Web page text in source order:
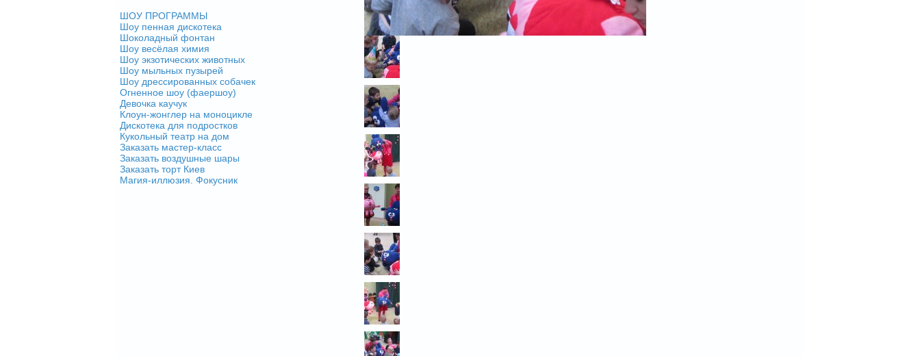
ШОУ ПРОГРАММЫ
Шоу пенная дискотека
Шоколадный фонтан
Шоу весёлая химия
Шоу экзотических животных
Шоу мыльных пузырей
Шоу дрессированных собачек
Огненное шоу (фаершоу)
Девочка каучук
Клоун-жонглер на моноцикле
Дискотека для подростков
Кукольный театр на дом
Заказать мастер-класс
Заказать воздушные шары
Заказать торт Киев
Магия-иллюзия. Фокусник